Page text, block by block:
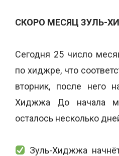
СКОРО МЕСЯЦ ЗУЛЬ-
Сегодня 25 число
по хиджре, что
вторник, после него
Хиджжа До начала
осталось несколько
Зуль-Хиджжа